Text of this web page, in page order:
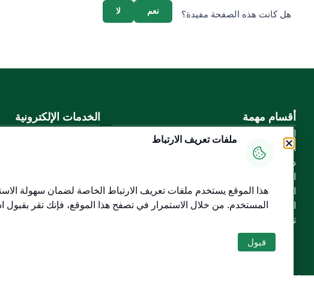
هل كانت هذه الصفحة مفيدة؟ لا نعم
أقسام مهمة
المعرفة الرقمية
دليل الخدمات
البيانات المفتوحة
السياسات واللوائح
تواصل معنا
الخدمات الإلكترونية
إنجاز
خريطة الموقع
ملفات تعريف الارتباط
هذا الموقع يستخدم ملفات تعريف الارتباط الخاصة لضمان سهولة
المستخدم. من خلال الاستمرار في تصفح هذا الموقع، فإنك تقر
قبول